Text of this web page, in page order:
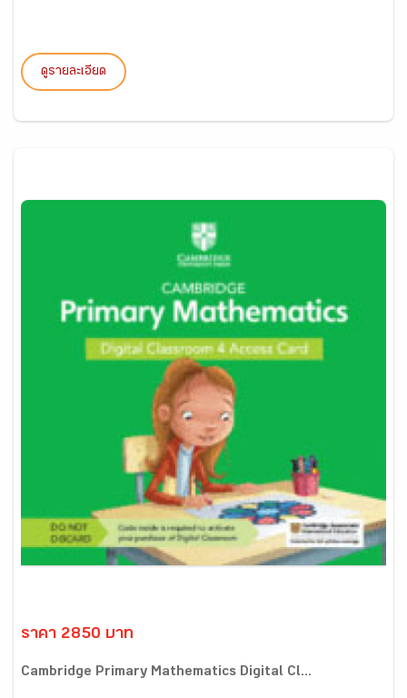
ดูรายละเอียด
ราคา 2850 บาท
Cambridge Primary Mathematics Digital Cl...